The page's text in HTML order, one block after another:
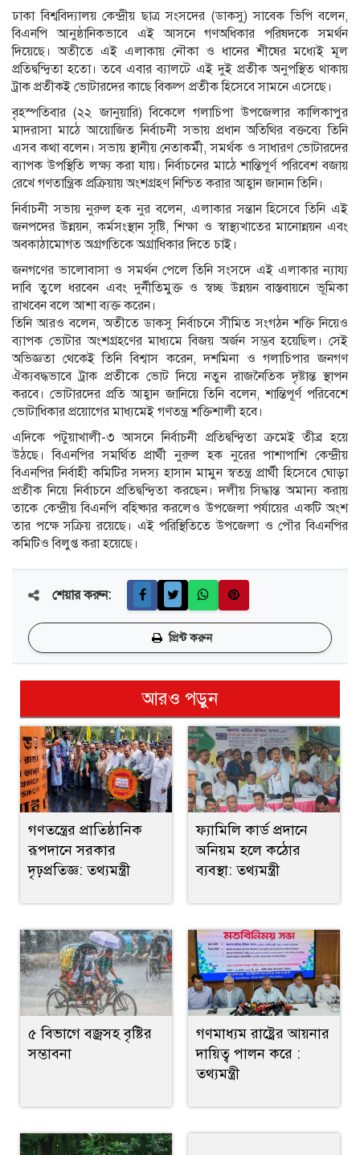
ঢাকা বিশ্ববিদ্যালয় কেন্দ্রীয় ছাত্র সংসদের (ডাকসু) সাবেক ভিপি বলেন,
বিএনপি আনুষ্ঠানিকভাবে এই আসনে গণঅধিকার পরিষদকে সমর্থন
দিয়েছে। অতীতে এই এলাকায় নৌকা ও ধানের শীষের মধ্যেই মূল
প্রতিদ্বন্দ্বিতা হতো। তবে এবার ব্যালটে এই দুই প্রতীক অনুপস্থিত থাকায়
ট্রাক প্রতীকই ভোটারদের কাছে বিকল্প প্রতীক হিসেবে সামনে এসেছে।
বৃহস্পতিবার (২২ জানুয়ারি) বিকেলে গলাচিপা উপজেলার কালিকাপুর
মাদরাসা মাঠে আয়োজিত নির্বাচনী সভায় প্রধান অতিথির বক্তব্যে তিনি
এসব কথা বলেন। সভায় স্থানীয় নেতাকর্মী, সমর্থক ও সাধারণ ভোটারদের
ব্যাপক উপস্থিতি লক্ষ্য করা যায়। নির্বাচনের মাঠে শান্তিপূর্ণ পরিবেশ বজায়
রেখে গণতান্ত্রিক প্রক্রিয়ায় অংশগ্রহণ নিশ্চিত করার আহ্বান জানান তিনি।
নির্বাচনী সভায় নুরুল হক নুর বলেন, এলাকার সন্তান হিসেবে তিনি এই
জনপদের উন্নয়ন, কর্মসংস্থান সৃষ্টি, শিক্ষা ও স্বাস্থ্যখাতের মানোন্নয়ন এবং
অবকাঠামোগত অগ্রগতিকে অগ্রাধিকার দিতে চাই।
জনগণের ভালোবাসা ও সমর্থন পেলে তিনি সংসদে এই এলাকার ন্যায্য
দাবি তুলে ধরবেন এবং দুর্নীতিমুক্ত ও স্বচ্ছ উন্নয়ন বাস্তবায়নে ভূমিকা
রাখবেন বলে আশা ব্যক্ত করেন।
তিনি আরও বলেন, অতীতে ডাকসু নির্বাচনে সীমিত সংগঠন শক্তি নিয়েও
ব্যাপক ভোটার অংশগ্রহণের মাধ্যমে বিজয় অর্জন সম্ভব হয়েছিল। সেই
অভিজ্ঞতা থেকেই তিনি বিশ্বাস করেন, দশমিনা ও গলাচিপার জনগণ
ঐক্যবদ্ধভাবে ট্রাক প্রতীকে ভোট দিয়ে নতুন রাজনৈতিক দৃষ্টান্ত স্থাপন
করবে। ভোটারদের প্রতি আহ্বান জানিয়ে তিনি বলেন, শান্তিপূর্ণ পরিবেশে
ভোটাধিকার প্রয়োগের মাধ্যমেই গণতন্ত্র শক্তিশালী হবে।
এদিকে পটুয়াখালী-৩ আসনে নির্বাচনী প্রতিদ্বন্দ্বিতা ক্রমেই তীব্র হয়ে
উঠছে। বিএনপির সমর্থিত প্রার্থী নুরুল হক নুরের পাশাপাশি কেন্দ্রীয়
বিএনপির নির্বাহী কমিটির সদস্য হাসান মামুন স্বতন্ত্র প্রার্থী হিসেবে ঘোড়া
প্রতীক নিয়ে নির্বাচনে প্রতিদ্বন্দ্বিতা করছেন। দলীয় সিদ্ধান্ত অমান্য করায়
তাকে কেন্দ্রীয় বিএনপি বহিষ্কার করলেও উপজেলা পর্যায়ের একটি অংশ
তার পক্ষে সক্রিয় রয়েছে। এই পরিস্থিতিতে উপজেলা ও পৌর বিএনপির
কমিটিও বিলুপ্ত করা হয়েছে।
শেয়ার করুন:
প্রিন্ট করুন
আরও পড়ুন
গণতন্ত্রের প্রাতিষ্ঠানিক
রূপদানে সরকার
দৃঢ়প্রতিজ্ঞ: তথ্যমন্ত্রী
ফ্যামিলি কার্ড প্রদানে
অনিয়ম হলে কঠোর
ব্যবস্থা: তথ্যমন্ত্রী
৫ বিভাগে বজ্রসহ বৃষ্টির
সম্ভাবনা
গণমাধ্যম রাষ্ট্রের আয়নার
দায়িত্ব পালন করে :
তথ্যমন্ত্রী